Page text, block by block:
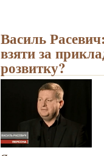
Василь
взяти за
розвитку?